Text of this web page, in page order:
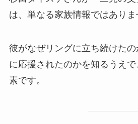
は、単なる家族情報ではありま
彼がなぜリングに立ち続けた
に応援されたのかを知るうえ
素です。